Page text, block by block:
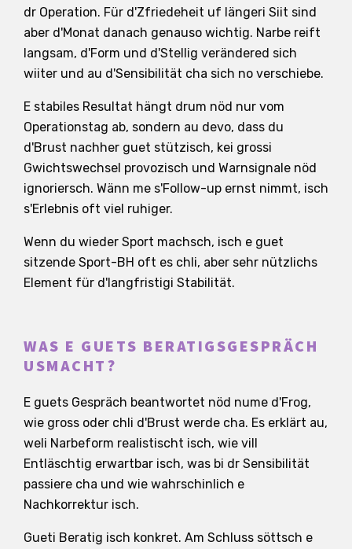
dr Operation. Für d'Zfriedeheit uf längeri Siit sind
aber d'Monat danach genauso wichtig. Narbe reift
langsam, d'Form und d'Stellig verändered sich
wiiter und au d'Sensibilität cha sich no verschiebe.
E stabiles Resultat hängt drum nöd nur vom
Operationstag ab, sondern au devo, dass du
d'Brust nachher guet stützisch, kei grossi
Gwichtswechsel provozisch und Warnsignale nöd
ignoriersch. Wänn me s'Follow-up ernst nimmt, isch
s'Erlebnis oft viel ruhiger.
Wenn du wieder Sport machsch, isch e guet
sitzende Sport-BH oft es chli, aber sehr nützlichs
Element für d'langfristigi Stabilität.
WAS E GUETS BERATIGSGESPRÄCH
USMACHT?
E guets Gespräch beantwortet nöd nume d'Frog,
wie gross oder chli d'Brust werde cha. Es erklärt au,
weli Narbeform realistischt isch, wie vill
Entläschtig erwartbar isch, was bi dr Sensibilität
passiere cha und wie wahrschinlich e
Nachkorrektur isch.
Gueti Beratig isch konkret. Am Schluss söttsch e